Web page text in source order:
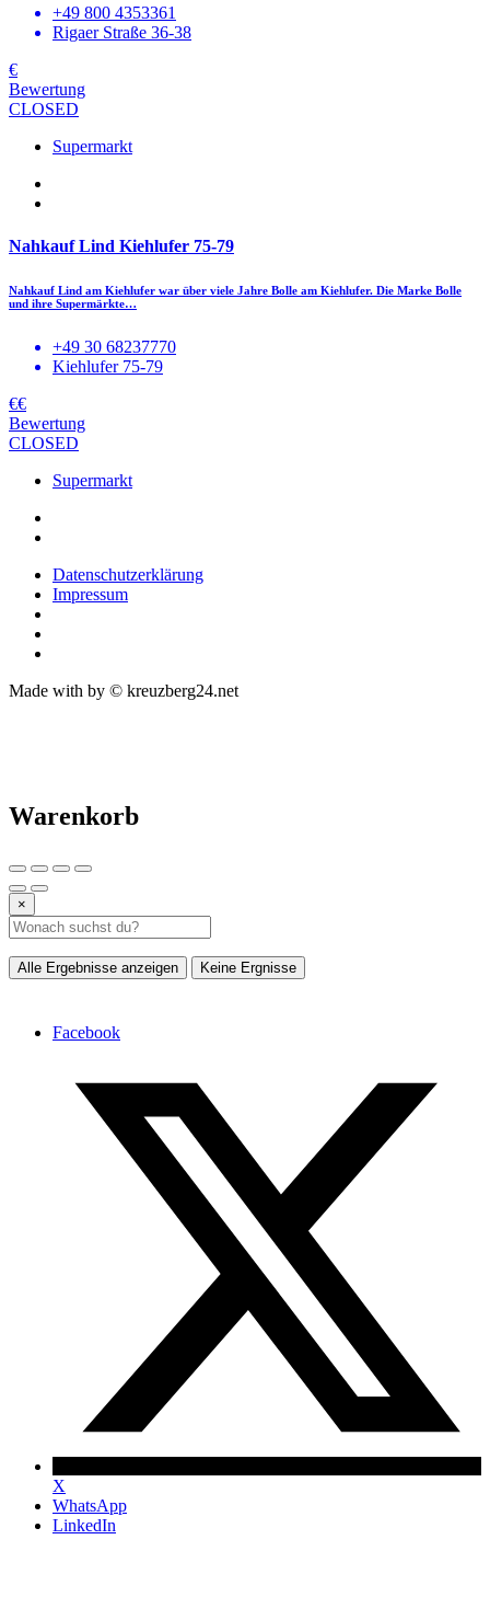
+49 800 4353361
Rigaer Straße 36-38
€
Bewertung
CLOSED
Supermarkt
Nahkauf Lind Kiehlufer 75-79
Nahkauf Lind am Kiehlufer war über viele Jahre Bolle am Kiehlufer. Die Marke Bolle
und ihre Supermärkte…
+49 30 68237770
Kiehlufer 75-79
€€
Bewertung
CLOSED
Supermarkt
Datenschutzerklärung
Impressum
Made with by © kreuzberg24.net
Warenkorb
×
Alle Ergebnisse anzeigen Keine Ergnisse
Facebook
X
WhatsApp
LinkedIn